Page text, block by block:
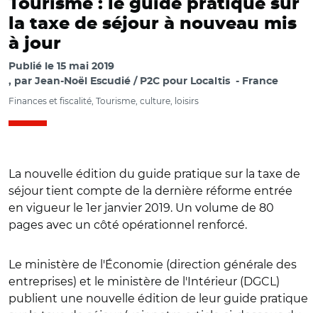
Tourisme : le guide pratique sur
la taxe de séjour à nouveau mis
à jour
Publié le 15 mai 2019
par Jean-Noël Escudié / P2C pour Localtis France
Finances et fiscalité, Tourisme, culture, loisirs
La nouvelle édition du guide pratique sur la taxe de
séjour tient compte de la dernière réforme entrée
en vigueur le 1er janvier 2019. Un volume de 80
pages avec un côté opérationnel renforcé.
Le ministère de l'Économie (direction générale des
entreprises) et le ministère de l'Intérieur (DGCL)
publient une nouvelle édition de leur guide pratique